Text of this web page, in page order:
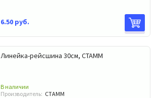
6.50 руб.
Линейка-рейсшина 30см, СТАММ
В наличии
Производитель: СТАММ